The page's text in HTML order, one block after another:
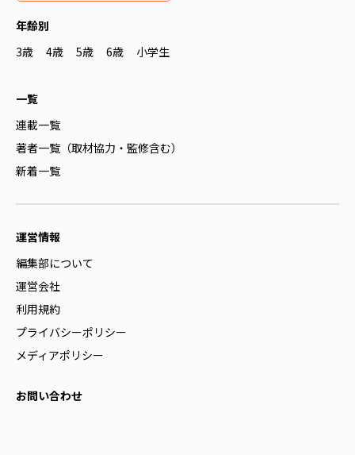
年齢別
3歳
4歳 5歳 6歳 小学生
一覧
連載一覧
著者一覧（取材協力・監修含む）
新着一覧
運営情報
編集部について
運営会社
利用規約
プライバシーポリシー
メディアポリシー
お問い合わせ